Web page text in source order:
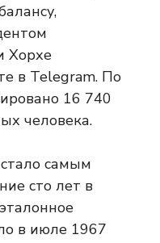
Хорхе
в Telegram. По
16 740
человека.
самым
сто лет в
в июле 1967